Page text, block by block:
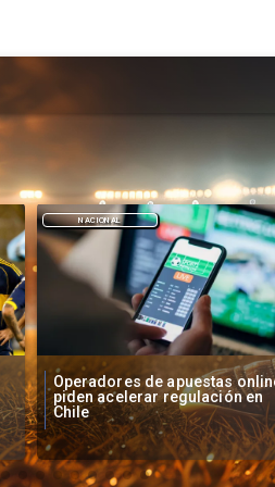
Fallece Lucy López Cruz,
primera medallista chilena en
Juegos Panamericanos
DEPORTES